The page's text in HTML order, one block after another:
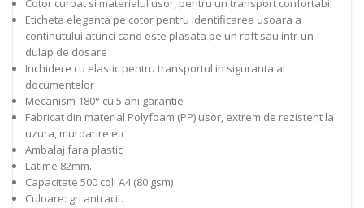
Eticheta eleganta pe cotor pentru identificarea usoara a
continutului atunci cand este plasata pe un raft sau intr-un
dulap de dosare
Inchidere cu elastic pentru transportul in siguranta al
documentelor
Mecanism 180° cu 5 ani garantie
Fabricat din material Polyfoam (PP) usor, extrem de rezistent la
uzura, murdarire etc
Ambalaj fara plastic
Latime 82mm.
Capacitate 500 coli A4 (80 gsm)
Culoare: gri antracit.